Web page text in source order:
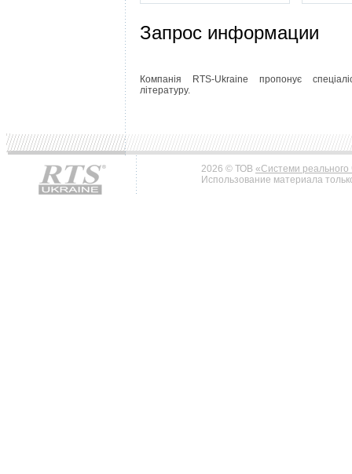
Запрос информации
Компанія RTS-Ukraine пропонує
літературу.
2026 © ТОВ «Системи реального
Использование материала